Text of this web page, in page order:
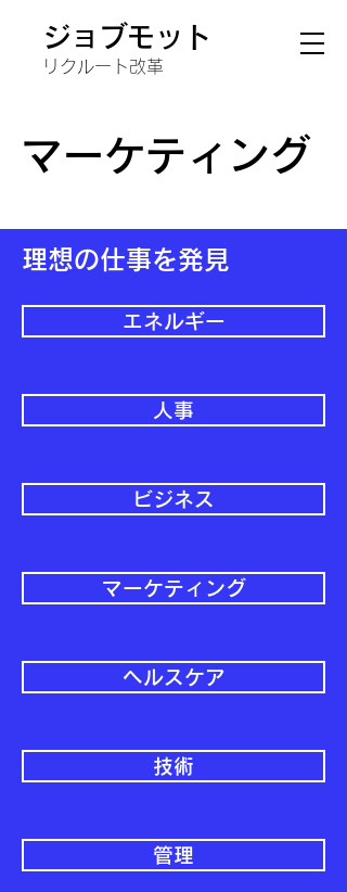
ジョブモット
リクルート改革
マーケティング
理想の仕事を発見
エネルギー
人事
ビジネス
マーケティング
ヘルスケア
技術
管理